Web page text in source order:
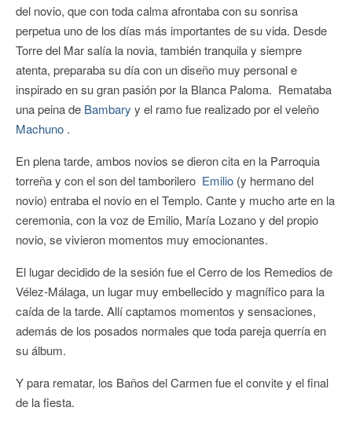
del novio, que con toda calma afrontaba con su sonrisa
perpetua uno de los días más importantes de su vida. Desde
Torre del Mar salía la novia, también tranquila y siempre
atenta, preparaba su día con un diseño muy personal e
inspirado en su gran pasión por la Blanca Paloma. Remataba
una peina de Bambary y el ramo fue realizado por el veleño
Machuno .
En plena tarde, ambos novios se dieron cita en la Parroquia
torreña y con el son del tamborilero Emilio (y hermano del
novio) entraba el novio en el Templo. Cante y mucho arte en la
ceremonia, con la voz de Emilio, María Lozano y del propio
novio, se vivieron momentos muy emocionantes.
El lugar decidido de la sesión fue el Cerro de los Remedios de
Vélez-Málaga, un lugar muy embellecido y magnífico para la
caída de la tarde. Allí captamos momentos y sensaciones,
además de los posados normales que toda pareja querría en
su álbum.
Y para rematar, los Baños del Carmen fue el convite y el final
de la fiesta.